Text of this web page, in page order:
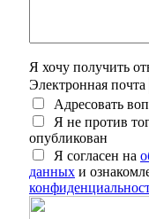
Я хочу получить
Электронная почта
Адресовать
Я не против
опубликован
Я согласен на
данных и